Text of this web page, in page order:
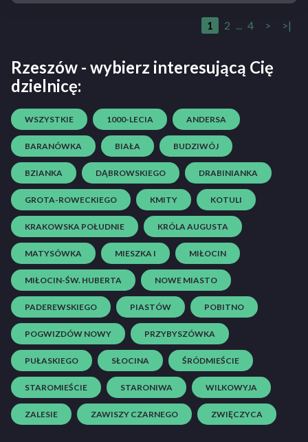
1 2 ... 4 > >|
Rzeszów - wybierz interesującą Cię
dzielnicę:
WSZYSTKIE 1000-LECIA ANDERSA
BARANÓWKA BIAŁA BUDZIWÓJ
BZIANKA DĄBROWSKIEGO DRABINIANKA
GROTA-ROWECKIEGO KMITY KOTULI
KRAKOWSKA POŁUDNIE KRÓLA AUGUSTA
MATYSÓWKA MIESZKA I MIŁOCIN
MIŁOCIN-ŚW. HUBERTA NOWE MIASTO
PADEREWSKIEGO PIASTÓW POBITNO
POGWIZDÓW NOWY PRZYBYSZÓWKA
PUŁASKIEGO SŁOCINA ŚRÓDMIEŚCIE
STAROMIEŚCIE STARONIWA WILKOWYJA
ZALESIE ZAWISZY CZARNEGO ZWIĘCZYCA